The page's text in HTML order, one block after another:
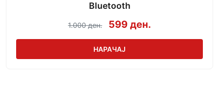
Bluetooth
1.000 ден. 599 ден.
НАРАЧАЈ